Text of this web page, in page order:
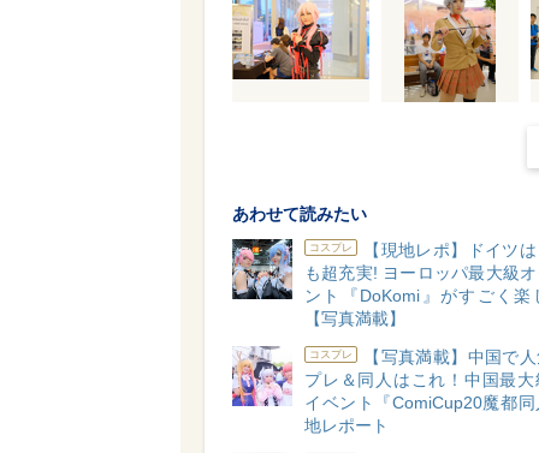
あわせて読みたい
コスプレ
【現地レポ】ドイツ
も超充実! ヨーロッパ最大級
ント『DoKomi』がすごく楽
【写真満載】
コスプレ
【写真満載】中国で
プレ＆同人はこれ！中国最
イベント『ComiCup20魔都
地レポート